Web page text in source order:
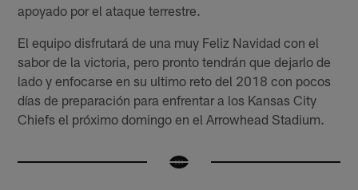
apoyado por el ataque terrestre.
El equipo disfrutará de una muy Feliz Navidad con el
sabor de la victoria, pero pronto tendrán que dejarlo de
lado y enfocarse en su ultimo reto del 2018 con pocos
días de preparación para enfrentar a los Kansas City
Chiefs el próximo domingo en el Arrowhead Stadium.